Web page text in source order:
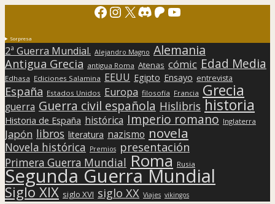
Facebook
Instagram
X Discord
Patreon
YouTube
Sorpresa
2ª Guerra Mundial. Alejandro Magno Alemania
Antigua Grecia antigua Roma Atenas cómic Edad Media
Edhasa Ediciones Salamina EEUU Egipto Ensayo entrevista
España Estados Unidos Europa filosofía Francia Grecia
guerra Guerra civil española Hislibris historia
Historia de España histórica Imperio romano Inglaterra
Japón libros literatura nazismo novela
Novela histórica Premios presentación
Primera Guerra Mundial Roma Rusia
Segunda Guerra Mundial
Siglo XIX siglo XVI siglo XX Viajes vikingos